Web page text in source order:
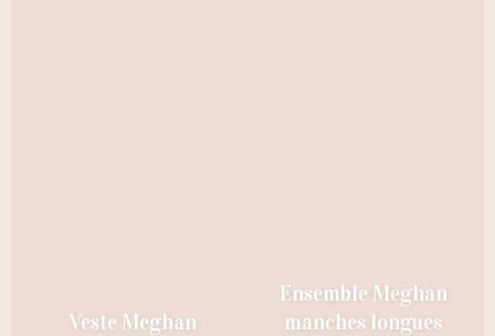
Veste Meghan
Ensemble Meghan
manches longues